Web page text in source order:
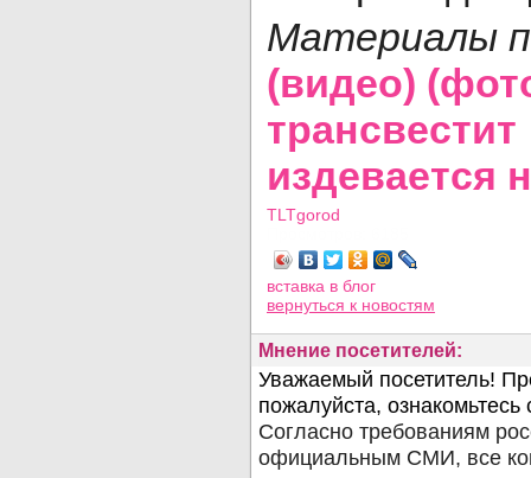
Материалы
(видео)
издевается
TLTgorod
вставка в блог
вернуться к новостям
Мнение посетителей: